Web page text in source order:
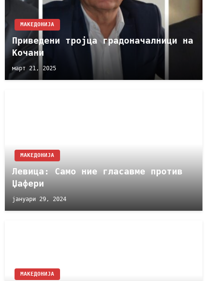
МАКЕДОНИЈА
Приведени тројца градоначалници на
Кочани
март 21, 2025
МАКЕДОНИЈА
Левица: Само ние гласавме против
Џафери
јануари 29, 2024
МАКЕДОНИЈА